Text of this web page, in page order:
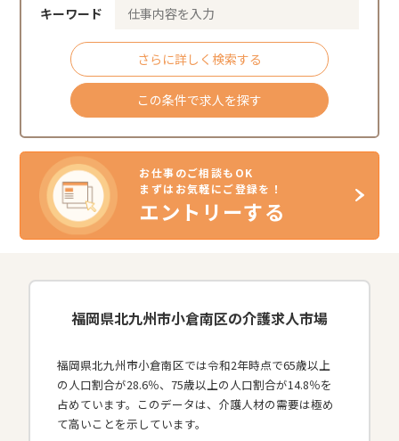
キーワード
さらに詳しく検索する
この条件で求人を探す
お仕事のご相談もOK
まずはお気軽にご登録を！
エントリーする
福岡県北九州市小倉南区の介護求人市場
福岡県北九州市小倉南区では令和2年時点で65歳以上
の人口割合が28.6％、75歳以上の人口割合が14.8％を
占めています。このデータは、介護人材の需要は極め
て高いことを示しています。